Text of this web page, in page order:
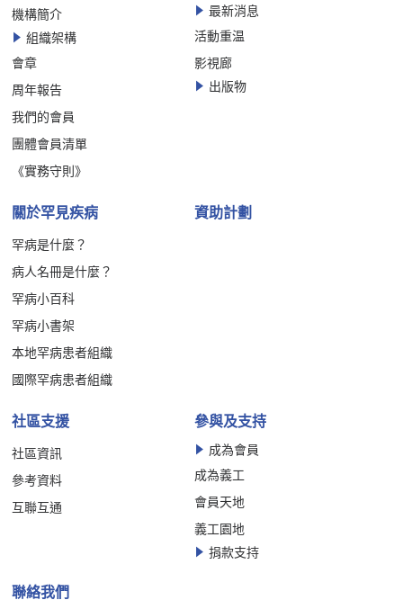
機構簡介
組織架構
會章
周年報告
我們的會員
團體會員清單
《實務守則》
最新消息
活動重温
影視廊
出版物
關於罕見疾病
罕病是什麼？
病人名冊是什麼？
罕病小百科
罕病小書架
本地罕病患者組織
國際罕病患者組織
資助計劃
社區支援
社區資訊
參考資料
互聯互通
參與及支持
成為會員
成為義工
會員天地
義工園地
捐款支持
聯絡我們